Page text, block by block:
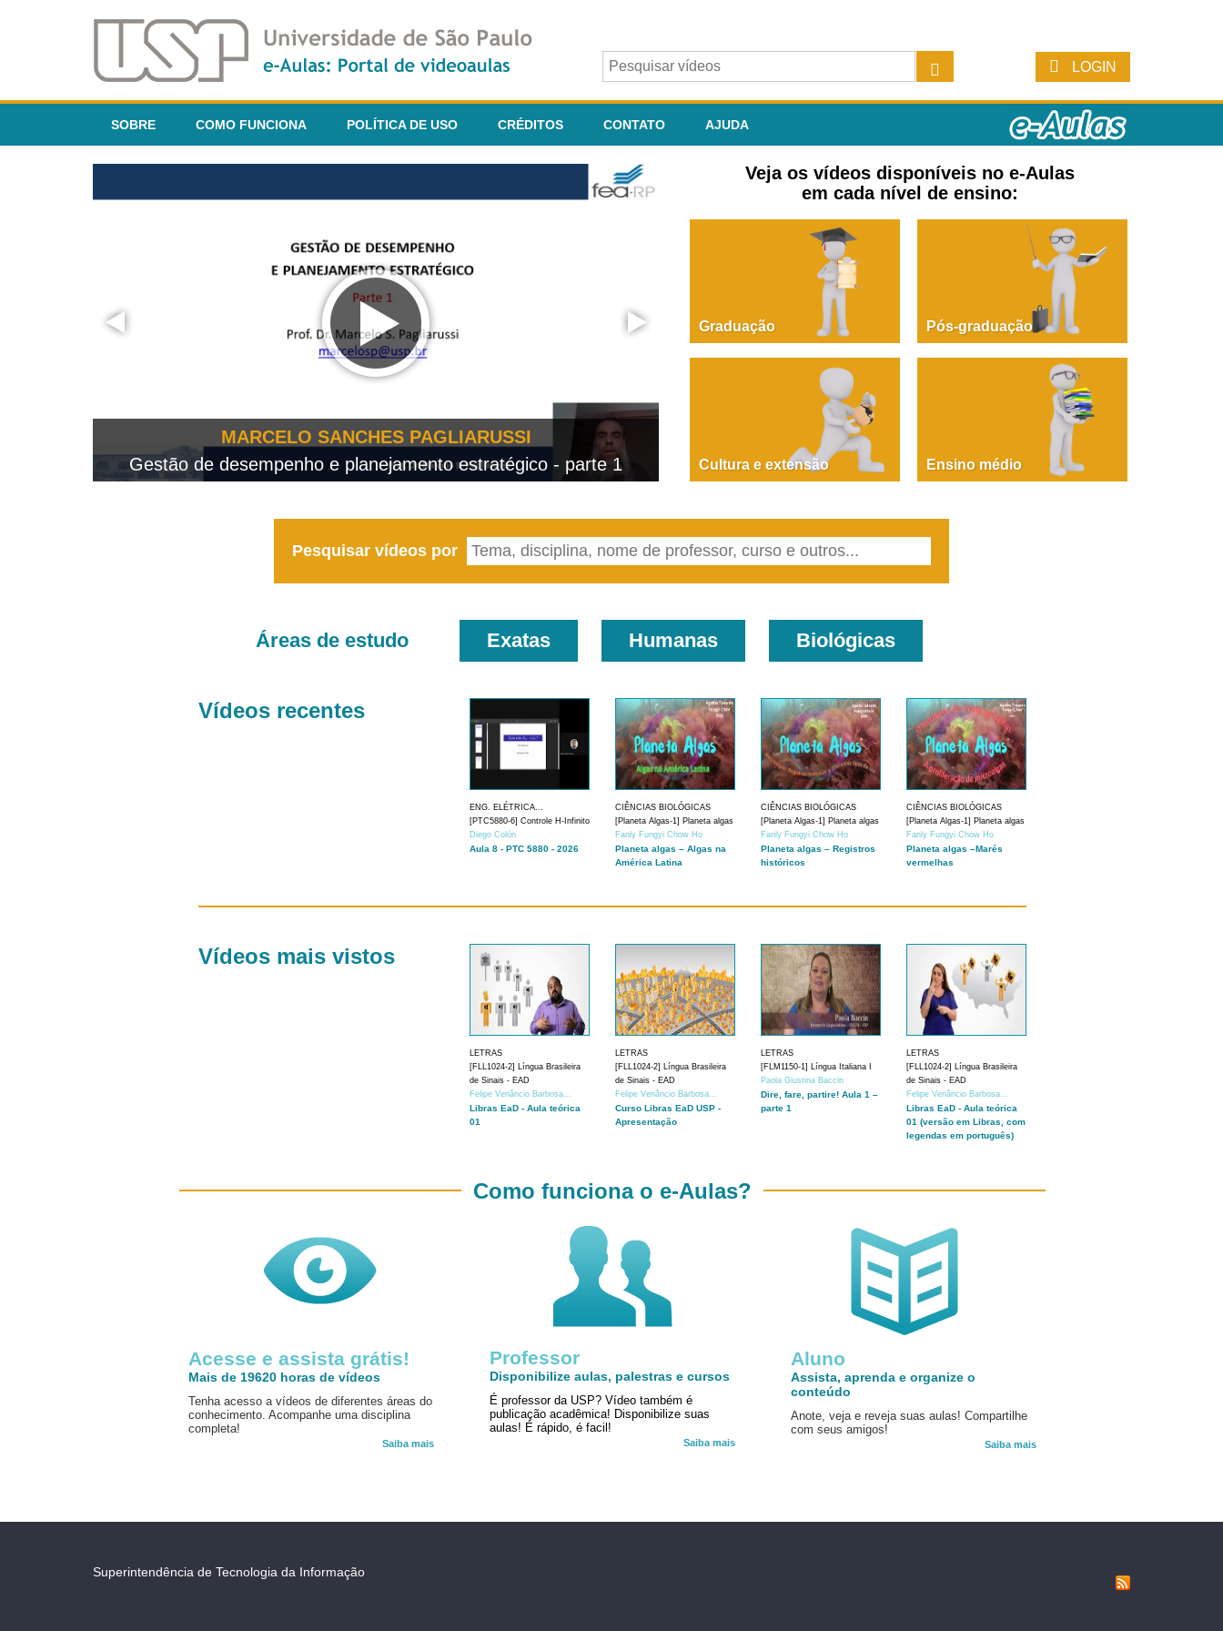
LOGIN
SOBRE COMO FUNCIONA POLÍTICA DE USO CRÉDITOS CONTATO AJUDA
MARCELO SANCHES PAGLIARUSSI
Gestão de desempenho e planejamento estratégico - parte 1
PAOLA GIUSTINA BACCIN
Dire, fare, partire! Aula 1 – parte 1
Veja os vídeos disponíveis no e-Aulas
em cada nível de ensino:
Graduação Pós-graduação
Cultura e extensão Ensino médio
Pesquisar vídeos por
Áreas de estudo Exatas Humanas Biológicas
Vídeos recentes
ENG. ELÉTRICA...
[PTC5880-6] Controle H-Infinito
Diego Colón
Aula 8 - PTC 5880 - 2026
CIÊNCIAS BIOLÓGICAS
[Planeta Algas-1] Planeta algas
Fanly Fungyi Chow Ho
Planeta algas – Algas na
América Latina
CIÊNCIAS BIOLÓGICAS
[Planeta Algas-1] Planeta algas
Fanly Fungyi Chow Ho
Planeta algas – Registros
históricos
CIÊNCIAS BIOLÓGICAS
[Planeta Algas-1] Planeta algas
Fanly Fungyi Chow Ho
Planeta algas –Marés
vermelhas
Vídeos mais vistos
LETRAS
[FLL1024-2] Língua Brasileira
de Sinais - EAD
Felipe Venâncio Barbosa...
Libras EaD - Aula teórica
01
LETRAS
[FLL1024-2] Língua Brasileira
de Sinais - EAD
Felipe Venâncio Barbosa...
Curso Libras EaD USP -
Apresentação
LETRAS
[FLM1150-1] Língua Italiana I
Paola Giustina Baccin
Dire, fare, partire! Aula 1 –
parte 1
LETRAS
[FLL1024-2] Língua Brasileira
de Sinais - EAD
Felipe Venâncio Barbosa...
Libras EaD - Aula teórica
01 (versão em Libras, com
legendas em português)
Acesse e assista grátis!
Mais de 19620 horas de vídeos
Tenha acesso a vídeos de diferentes áreas do
conhecimento. Acompanhe uma disciplina
completa!
Saiba mais
Aluno
Assista, aprenda e organize o
conteúdo
Anote, veja e reveja suas aulas! Compartilhe
com seus amigos!
Saiba mais
Como funciona o e-Aulas?
Professor
Disponibilize aulas, palestras e cursos
É professor da USP? Vídeo também é
publicação acadêmica! Disponibilize suas
aulas! É rápido, é facil!
Saiba mais
Superintendência de Tecnologia da Informação